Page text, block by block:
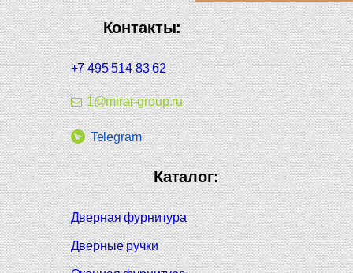
Контакты:
+7 495 514 83 62
1@mirar-group.ru
Telegram
Каталог:
Дверная фурнитура
Дверные ручки